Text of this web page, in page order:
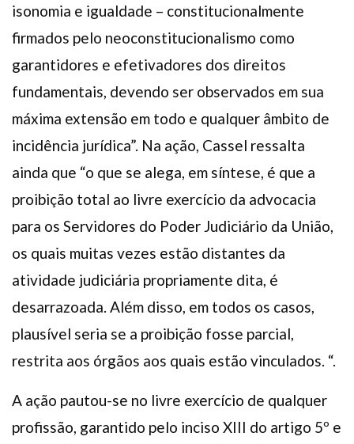
isonomia e igualdade – constitucionalmente
firmados pelo neoconstitucionalismo como
garantidores e efetivadores dos direitos
fundamentais, devendo ser observados em sua
máxima extensão em todo e qualquer âmbito de
incidência jurídica”. Na ação, Cassel ressalta
ainda que “o que se alega, em síntese, é que a
proibição total ao livre exercício da advocacia
para os Servidores do Poder Judiciário da União,
os quais muitas vezes estão distantes da
atividade judiciária propriamente dita, é
desarrazoada. Além disso, em todos os casos,
plausível seria se a proibição fosse parcial,
restrita aos órgãos aos quais estão vinculados. “.
A ação pautou-se no livre exercício de qualquer
profissão, garantido pelo inciso XIII do artigo 5º e